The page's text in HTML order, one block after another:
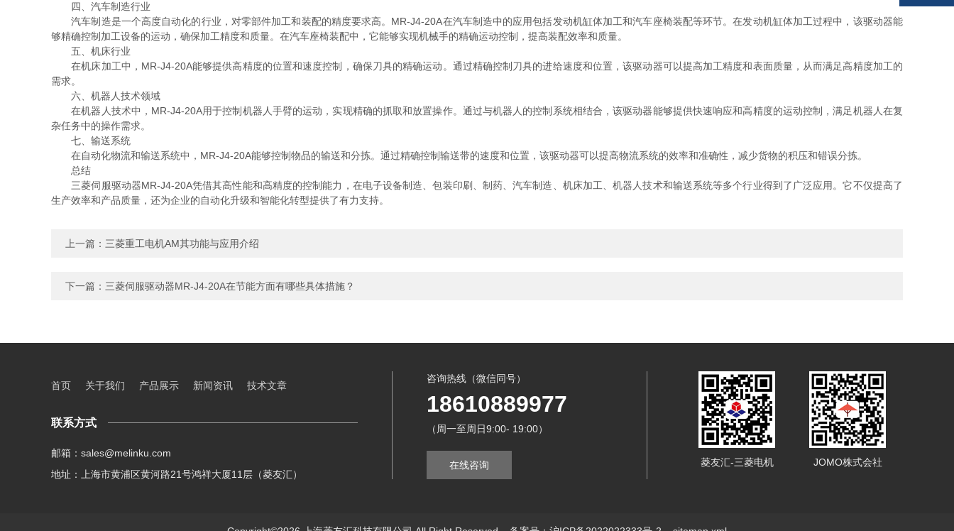
四、汽车制造行业
汽车制造是一个高度自动化的行业，对零部件加工和装配的精度要求高。MR-J4-20A在汽车制造中的应用包括发动机缸体加工和汽车座椅装配等环节。在发动机缸体加工过程中，该驱动器能
够精确控制加工设备的运动，确保加工精度和质量。在汽车座椅装配中，它能够实现机械手的精确运动控制，提高装配效率和质量。
五、机床行业
在机床加工中，MR-J4-20A能够提供高精度的位置和速度控制，确保刀具的精确运动。通过精确控制刀具的进给速度和位置，该驱动器可以提高加工精度和表面质量，从而满足高精度加工的
需求。
六、机器人技术领域
在机器人技术中，MR-J4-20A用于控制机器人手臂的运动，实现精确的抓取和放置操作。通过与机器人的控制系统相结合，该驱动器能够提供快速响应和高精度的运动控制，满足机器人在复
杂任务中的操作需求。
七、输送系统
在自动化物流和输送系统中，MR-J4-20A能够控制物品的输送和分拣。通过精确控制输送带的速度和位置，该驱动器可以提高物流系统的效率和准确性，减少货物的积压和错误分拣。
总结
三菱伺服驱动器MR-J4-20A凭借其高性能和高精度的控制能力，在电子设备制造、包装印刷、制药、汽车制造、机床加工、机器人技术和输送系统等多个行业得到了广泛应用。它不仅提高了
生产效率和产品质量，还为企业的自动化升级和智能化转型提供了有力支持。
上一篇： 三菱重工电机AM其功能与应用介绍
下一篇： 三菱伺服驱动器MR-J4-20A在节能方面有哪些具体措施？
首页 关于我们 产品展示 新闻资讯 技术文章
联系方式
邮箱：sales@melinku.com
地址：上海市黄浦区黄河路21号鸿祥大厦11层（菱友汇）
咨询热线（微信同号）
18610889977
（周一至周日9:00- 19:00）
在线咨询 菱友汇-三菱电机 JOMO株式会社